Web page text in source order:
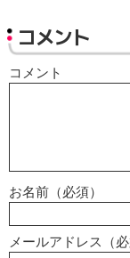
コメント
コメント
お名前（必須）
メールアドレス（